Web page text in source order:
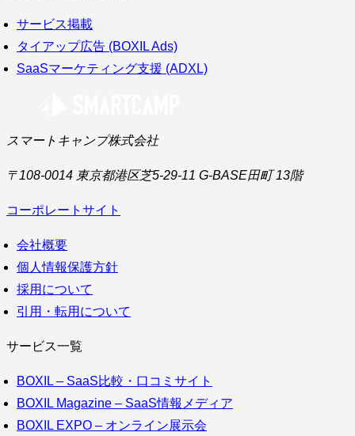
サービス掲載
タイアップ広告 (BOXIL Ads)
SaaSマーケティング支援 (ADXL)
スマートキャンプ株式会社
〒108-0014 東京都港区芝5-29-11 G-BASE田町 13階
コーポレートサイト
会社概要
個人情報保護方針
採用について
引用・転用について
サービス一覧
BOXIL – SaaS比較・口コミサイト
BOXIL Magazine – SaaS情報メディア
BOXIL EXPO – オンライン展示会